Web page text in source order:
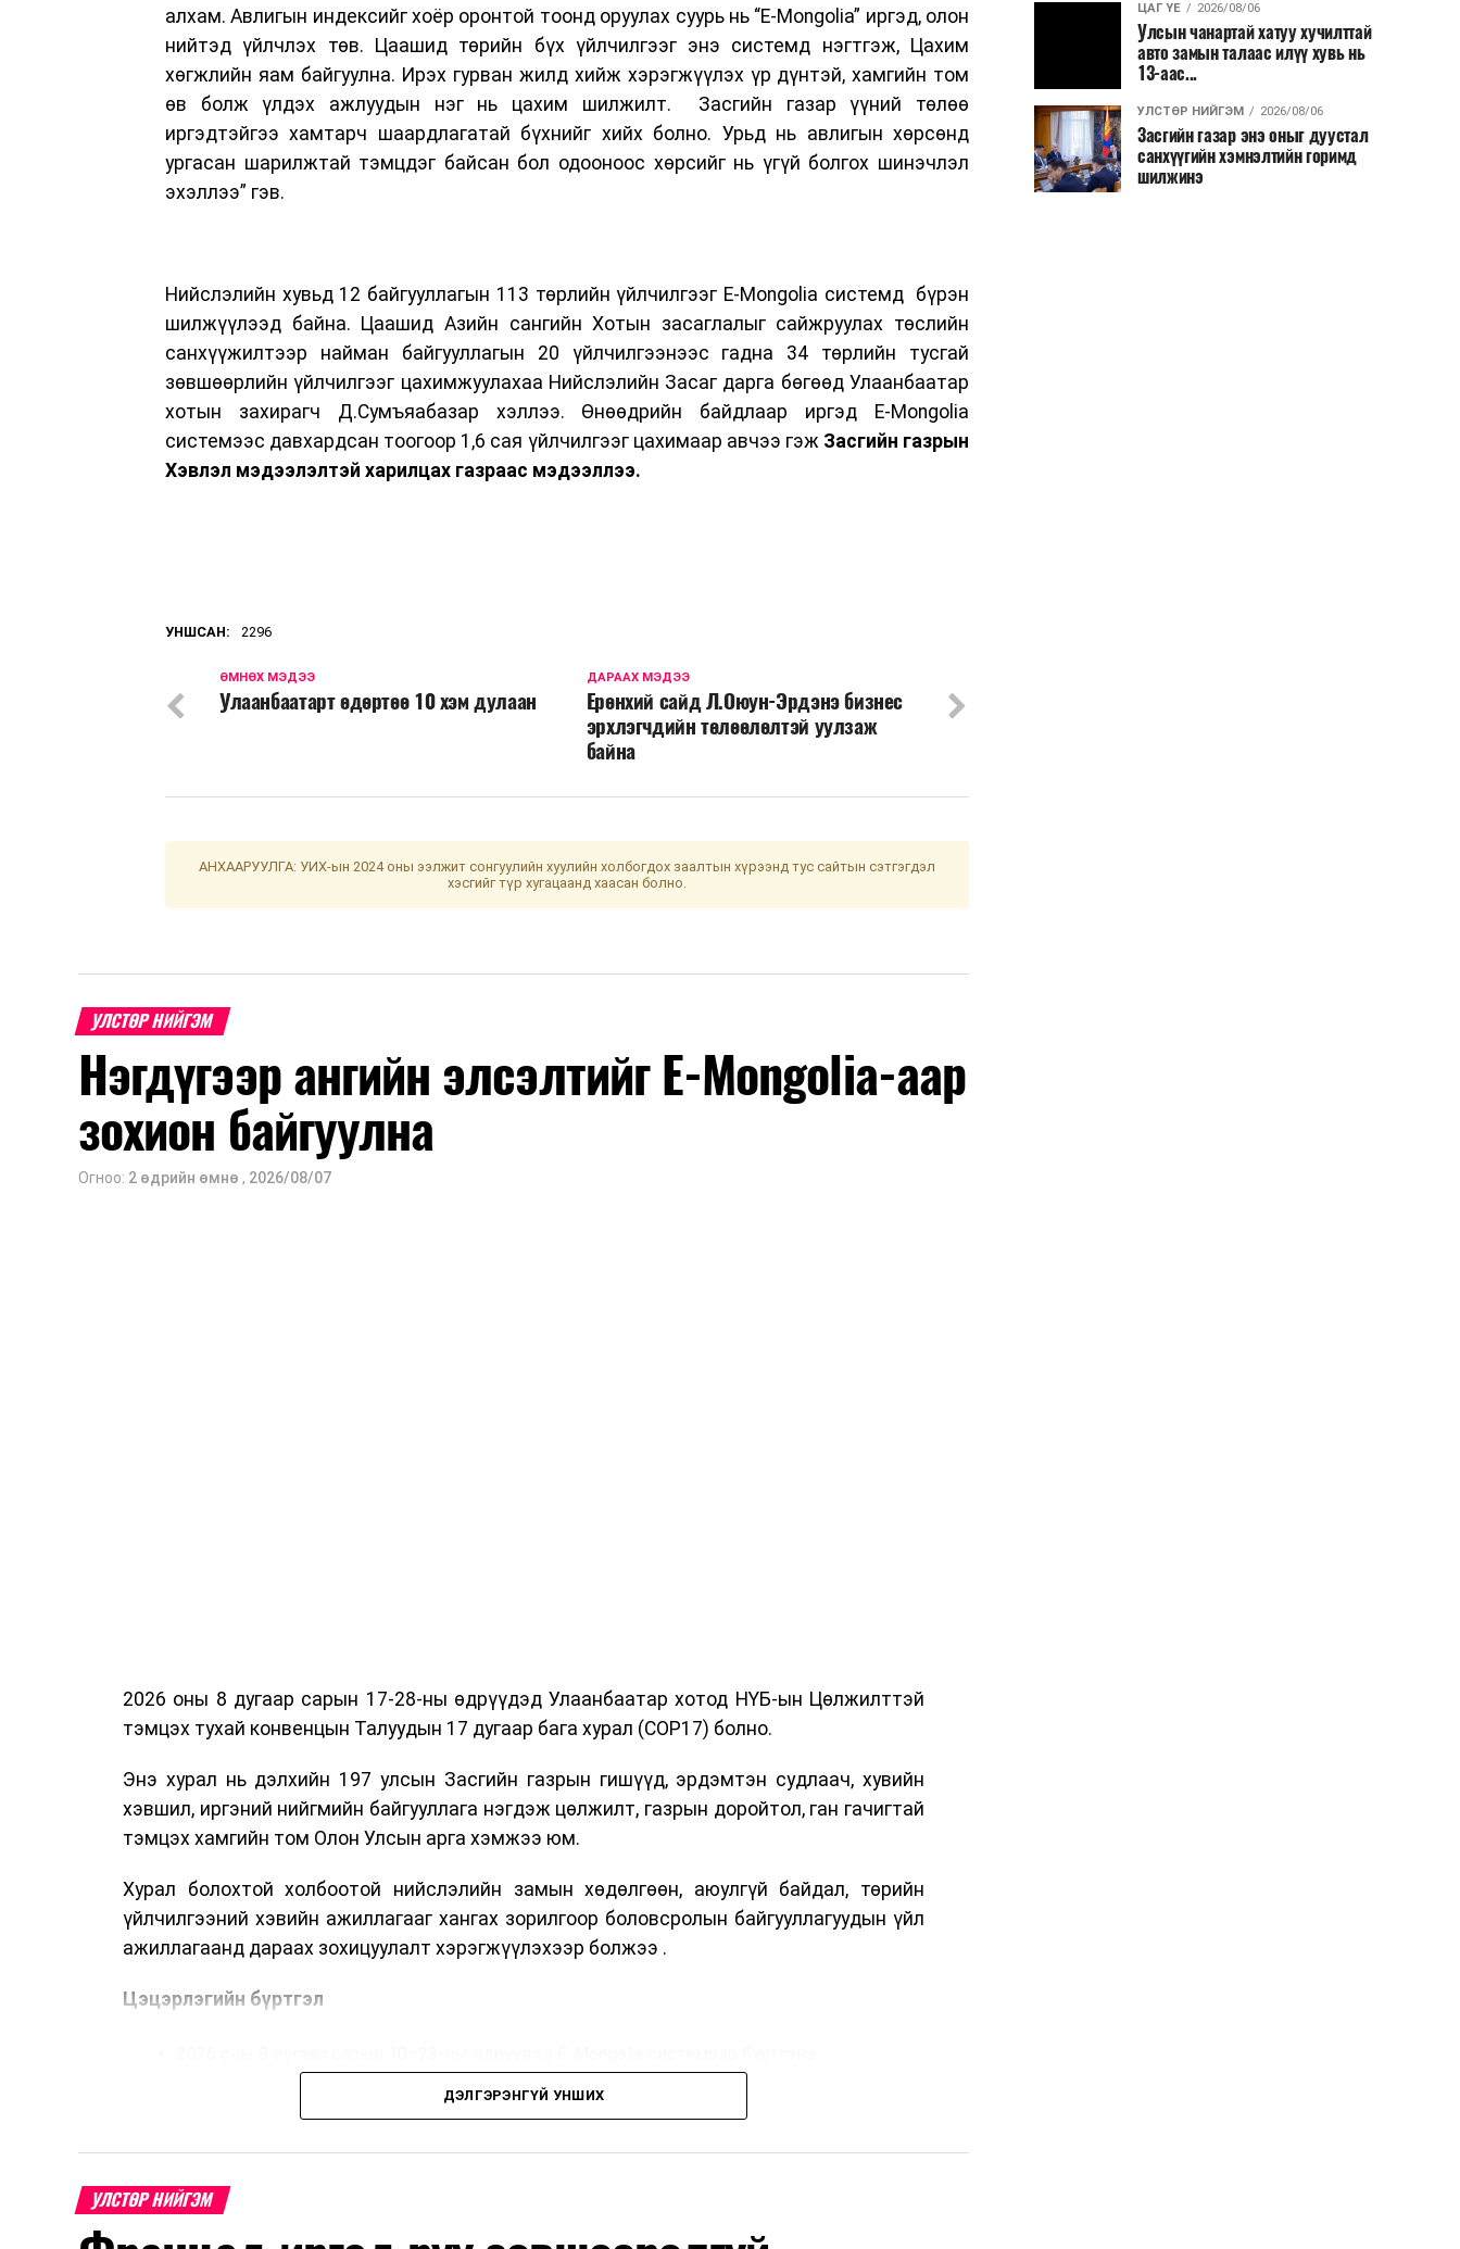
алхам. Авлигын индексийг хоёр оронтой тоонд оруулах суурь нь “E-Mongolia” иргэд, олон
нийтэд үйлчлэх төв. Цаашид төрийн бүх үйлчилгээг энэ системд нэгтгэж, Цахим
хөгжлийн яам байгуулна. Ирэх гурван жилд хийж хэрэгжүүлэх үр дүнтэй, хамгийн том
өв болж үлдэх ажлуудын нэг нь цахим шилжилт. Засгийн газар үүний төлөө
иргэдтэйгээ хамтарч шаардлагатай бүхнийг хийх болно. Урьд нь авлигын хөрсөнд
ургасан шарилжтай тэмцдэг байсан бол одооноос хөрсийг нь үгүй болгох шинэчлэл
эхэллээ” гэв.
Нийслэлийн хувьд 12 байгууллагын 113 төрлийн үйлчилгээг E-Mongolia системд бүрэн
шилжүүлээд байна. Цаашид Азийн сангийн Хотын засаглалыг сайжруулах төслийн
санхүүжилтээр найман байгууллагын 20 үйлчилгээнээс гадна 34 төрлийн тусгай
зөвшөөрлийн үйлчилгээг цахимжуулахаа Нийслэлийн Засаг дарга бөгөөд Улаанбаатар
хотын захирагч Д.Сумъяабазар хэллээ. Өнөөдрийн байдлаар иргэд E-Mongolia
системээс давхардсан тоогоор 1,6 сая үйлчилгээг цахимаар авчээ гэж Засгийн газрын
Хэвлэл мэдээлэлтэй харилцах газраас мэдээллээ.
УНШСАН: 2296
ДАРААХ МЭДЭЭ
Ерөнхий сайд Л.Оюун-Эрдэнэ бизнес
эрхлэгчдийн төлөөлөлтэй уулзаж
байна
ӨМНӨХ МЭДЭЭ
Улаанбаатарт өдөртөө 10 хэм дулаан
АНХААРУУЛГА: УИХ-ын 2024 оны ээлжит сонгуулийн хуулийн холбогдох заалтын хүрээнд тус сайтын сэтгэгдэл
хэсгийг түр хугацаанд хаасан болно.
УЛСТӨР НИЙГЭМ
Нэгдүгээр ангийн элсэлтийг E-Mongolia-аар
зохион байгуулна
Огноо: 2 өдрийн өмнө , 2026/08/07
2026 оны 8 дугаар сарын 17-28-ны өдрүүдэд Улаанбаатар хотод НҮБ-ын Цөлжилттэй
тэмцэх тухай конвенцын Талуудын 17 дугаар бага хурал (COP17) болно.
Энэ хурал нь дэлхийн 197 улсын Засгийн газрын гишүүд, эрдэмтэн судлаач, хувийн
хэвшил, иргэний нийгмийн байгууллага нэгдэж цөлжилт, газрын доройтол, ган гачигтай
тэмцэх хамгийн том Олон Улсын арга хэмжээ юм.
Хурал болохтой холбоотой нийслэлийн замын хөдөлгөөн, аюулгүй байдал, төрийн
үйлчилгээний хэвийн ажиллагааг хангах зорилгоор боловсролын байгууллагуудын үйл
ажиллагаанд дараах зохицуулалт хэрэгжүүлэхээр болжээ .
Цэцэрлэгийн бүртгэл
2026 оны 8 дугаар сарын 17–28-ны өдрүүдэд E-Mongolia системээр бүртгэнэ.
Энэ хугацаанд хүүхэд бүртгэх дэмжлэгийн баг сургуулиуд дээр ажиллахгүй.
ДЭЛГЭРЭНГҮЙ УНШИХ
УЛСТӨР НИЙГЭМ
ЦАГ ҮЕ 2026/08/06
Улсын чанартай хатуу хучилттай
авто замын талаас илүү хувь нь
13-аас...
УЛСТӨР НИЙГЭМ 2026/08/06
Засгийн газар энэ оныг дуустал
санхүүгийн хэмнэлтийн горимд
шилжинэ